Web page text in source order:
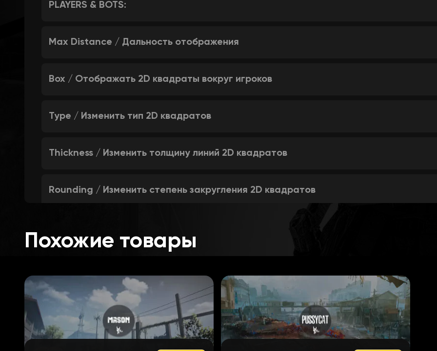
PLAYERS & BOTS:
Max Distance / Дальность отображения
Box / Отображать 2D квадраты вокруг игроков
Type / Изменить тип 2D квадратов
Thickness / Изменить толщину линий 2D квадратов
Rounding / Изменить степень закругления 2D квадратов
Skelet / Отображать скелет на игроках
Thickness / Изменить толщину линий скелета
Похожие товары